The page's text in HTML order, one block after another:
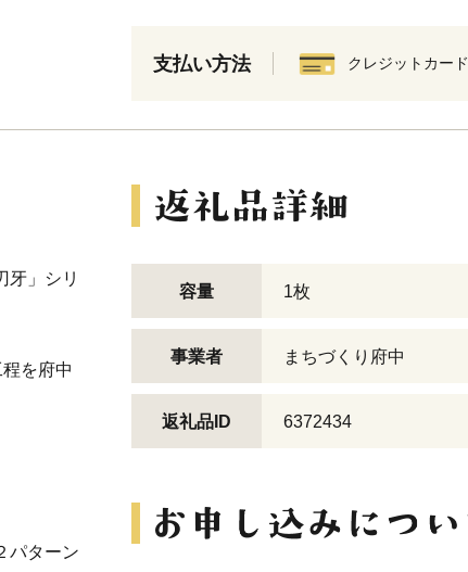
支払い方法 クレジットカード
牙」シリ
を府中
パターン
容量 1枚
事業者 まちづくり府中
返礼品ID 6372434